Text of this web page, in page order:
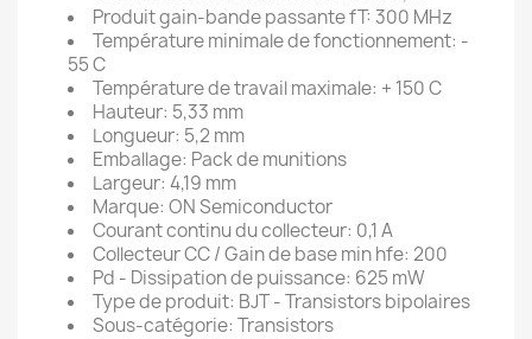
Produit gain-bande passante fT: 300 MHz
Température minimale de fonctionnement: -
55 C
Température de travail maximale: + 150 C
Hauteur: 5,33 mm
Longueur: 5,2 mm
Emballage: Pack de munitions
Largeur: 4,19 mm
Marque: ON Semiconductor
Courant continu du collecteur: 0,1 A
Collecteur CC / Gain de base min hfe: 200
Pd - Dissipation de puissance: 625 mW
Type de produit: BJT - Transistors bipolaires
Sous-catégorie: Transistors